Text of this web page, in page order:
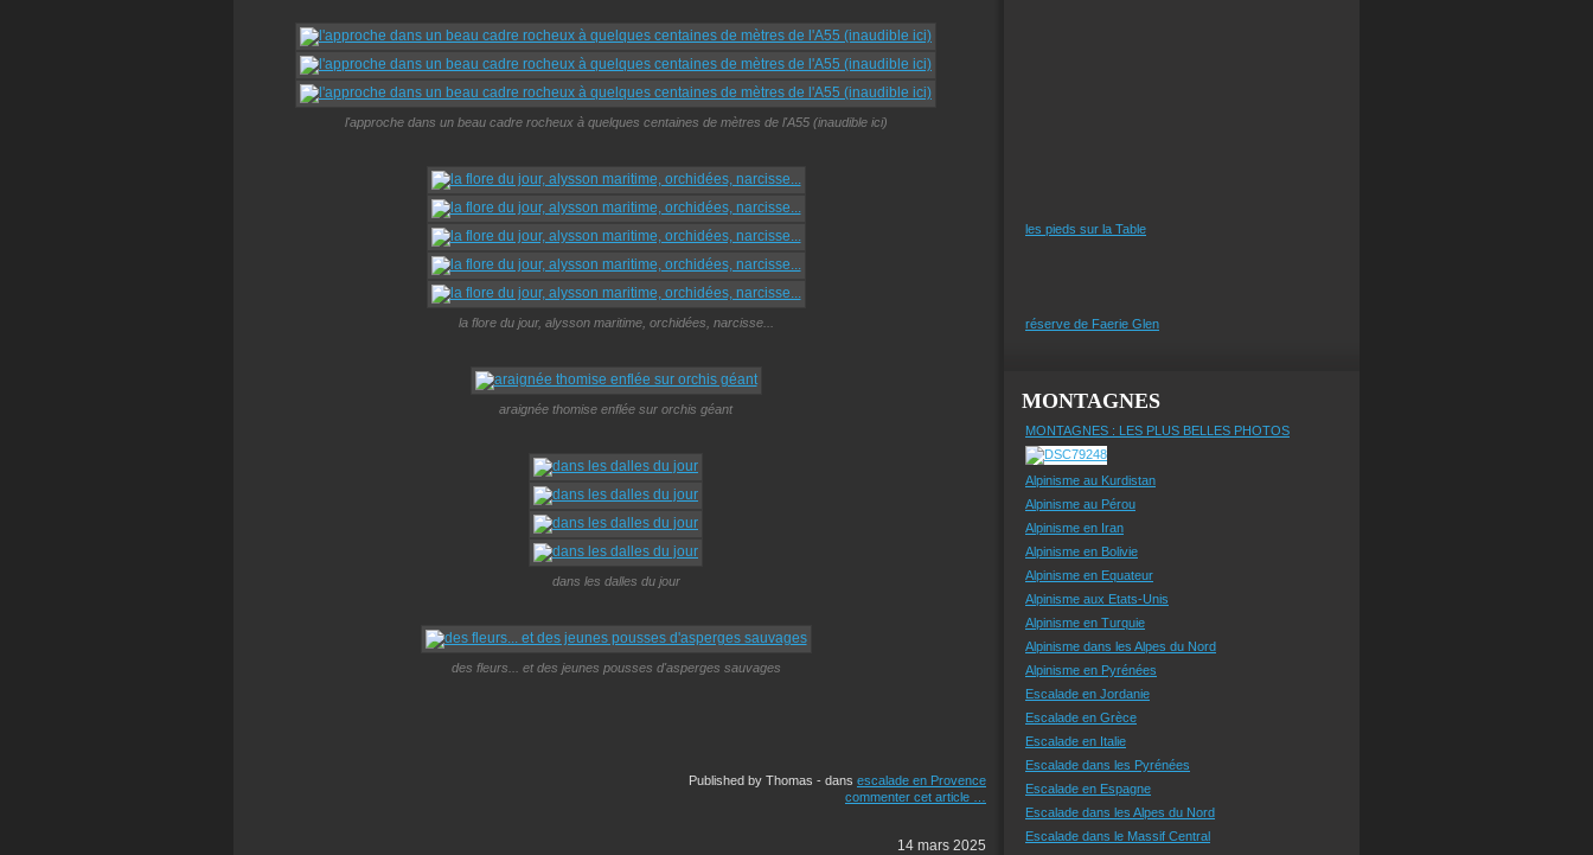
l'approche dans un beau cadre rocheux à quelques centaines de mètres de l'A55 (inaudible ici)
la flore du jour, alysson maritime, orchidées, narcisse...
araignée thomise enflée sur orchis géant
dans les dalles du jour
des fleurs... et des jeunes pousses d'asperges sauvages
Published by Thomas - dans escalade en Provence
commenter cet article
14 mars 2025
les pieds sur la Table
réserve de Faerie Glen
MONTAGNES
MONTAGNES : LES PLUS BELLES PHOTOS
Alpinisme au Kurdistan
Alpinisme au Pérou
Alpinisme en Iran
Alpinisme en Bolivie
Alpinisme en Equateur
Alpinisme aux Etats-Unis
Alpinisme en Turquie
Alpinisme dans les Alpes du Nord
Alpinisme en Pyrénées
Escalade en Jordanie
Escalade en Grèce
Escalade en Italie
Escalade dans les Pyrénées
Escalade en Espagne
Escalade dans les Alpes du Nord
Escalade dans le Massif Central